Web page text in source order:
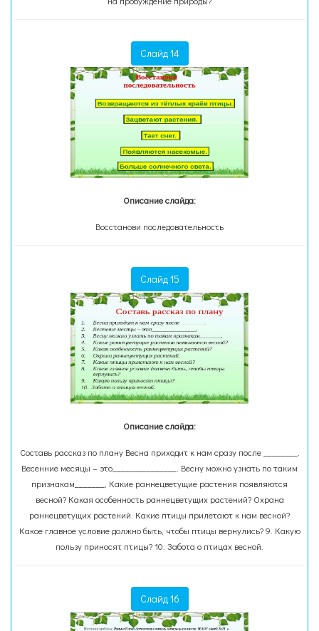
Слайд 14
Описание слайда:
Восстанови последовательность
Слайд 15
Описание слайда:
Составь рассказ по плану Весна приходит к нам сразу после ________.
Весенние месяцы – это_______________. Весну можно узнать по таким
признакам_______, Какие раннецветущие растения появляются
весной? Какая особенность раннецветущих растений? Охрана
раннецветущих растений. Какие птицы прилетают к нам весной?
Какое главное условие должно быть, чтобы птицы вернулись? 9. Какую
пользу приносят птицы? 10. Забота о птицах весной.
Слайд 16